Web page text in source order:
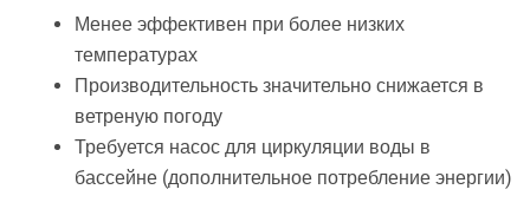
Менее эффективен при более низких
температурах
Производительность значительно снижается в
ветреную погоду
Требуется насос для циркуляции воды в
бассейне (дополнительное потребление энергии)